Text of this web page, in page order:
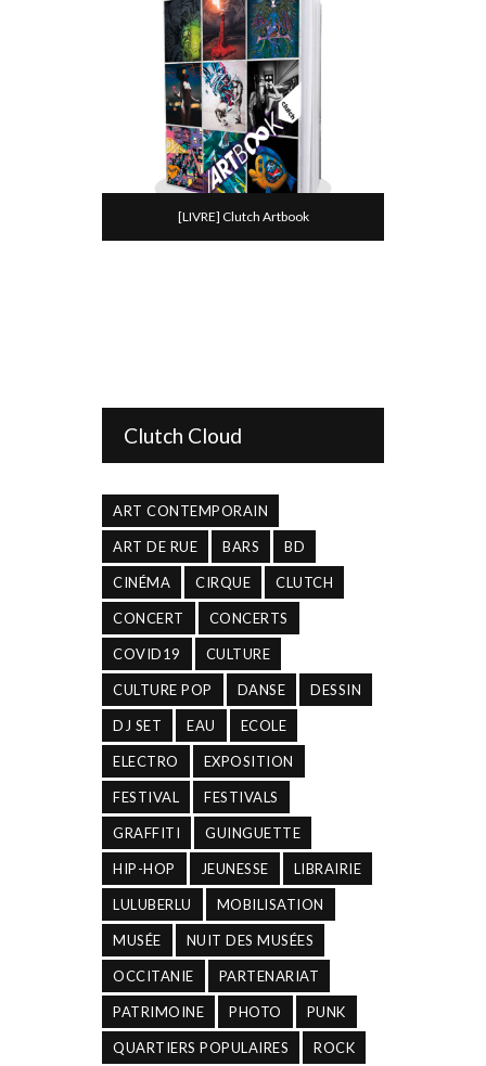
[LIVRE] Clutch Artbook
Clutch Cloud
ART CONTEMPORAIN
ART DE RUE BARS BD
CINÉMA CIRQUE CLUTCH
CONCERT CONCERTS
COVID19 CULTURE
CULTURE POP DANSE DESSIN
DJ SET EAU ECOLE
ELECTRO EXPOSITION
FESTIVAL FESTIVALS
GRAFFITI GUINGUETTE
HIP-HOP JEUNESSE LIBRAIRIE
LULUBERLU MOBILISATION
MUSÉE NUIT DES MUSÉES
OCCITANIE PARTENARIAT
PATRIMOINE PHOTO PUNK
QUARTIERS POPULAIRES ROCK